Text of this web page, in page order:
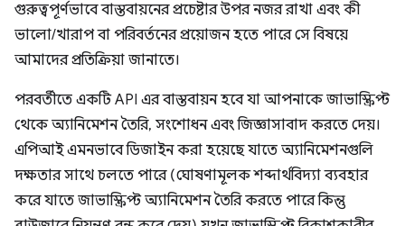
গুরুত্বপূর্ণভাবে বাস্তবায়নের প্রচেষ্টার উপর নজর রাখা এবং কী
ভালো/খারাপ বা পরিবর্তনের প্রয়োজন হতে পারে সে বিষয়ে
আমাদের প্রতিক্রিয়া জানাতে।
পরবর্তীতে একটি API এর বাস্তবায়ন হবে যা আপনাকে জাভাস্ক্রিপ্ট
থেকে অ্যানিমেশন তৈরি, সংশোধন এবং জিজ্ঞাসাবাদ করতে দেয়।
এপিআই এমনভাবে ডিজাইন করা হয়েছে যাতে অ্যানিমেশনগুলি
দক্ষতার সাথে চলতে পারে (ঘোষণামূলক শব্দার্থবিদ্যা ব্যবহার
করে যাতে জাভাস্ক্রিপ্ট অ্যানিমেশন তৈরি করতে পারে কিন্তু